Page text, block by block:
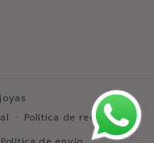
Política de reembolso